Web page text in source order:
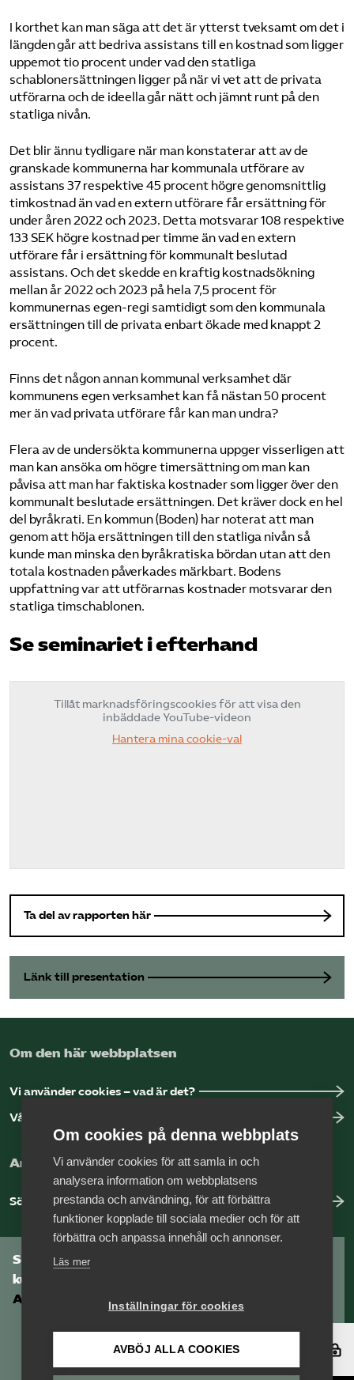
I korthet kan man säga att det är ytterst tveksamt om det i
längden går att bedriva assistans till en kostnad som ligger
uppemot tio procent under vad den statliga
schablonersättningen ligger på när vi vet att de privata
utförarna och de ideella går nätt och jämnt runt på den
statliga nivån.
Det blir ännu tydligare när man konstaterar att av de
granskade kommunerna har kommunala utförare av
assistans 37 respektive 45 procent högre genomsnittlig
timkostnad än vad en extern utförare får ersättning för
under åren 2022 och 2023. Detta motsvarar 108 respektive
133 SEK högre kostnad per timme än vad en extern
utförare får i ersättning för kommunalt beslutad
assistans. Och det skedde en kraftig kostnadsökning
mellan år 2022 och 2023 på hela 7,5 procent för
kommunernas egen-regi samtidigt som den kommunala
ersättningen till de privata enbart ökade med knappt 2
procent.
Finns det någon annan kommunal verksamhet där
kommunens egen verksamhet kan få nästan 50 procent
mer än vad privata utförare får kan man undra?
Flera av de undersökta kommunerna uppger visserligen att
man kan ansöka om högre timersättning om man kan
påvisa att man har faktiska kostnader som ligger över den
kommunalt beslutade ersättningen. Det kräver dock en hel
del byråkrati. En kommun (Boden) har noterat att man
genom att höja ersättningen till den statliga nivån så
kunde man minska den byråkratiska bördan utan att den
totala kostnaden påverkades märkbart. Bodens
uppfattning var att utförarnas kostnader motsvarar den
statliga timschablonen.
Se seminariet i efterhand
Tillåt marknadsföringscookies för att visa den
inbäddade YouTube-videon
Hantera mina cookie-val
Ta del av rapporten här
Länk till presentation
Om den här webbplatsen
Vi använder cookies – vad är det?
Vår dataskyddspolicy
Arbeta hos Vårdföretagarna?
Sök jobb hos oss
Som medlem har du tillgång till vår digitala
kunskapsbank
Arbetsgivarguiden
Logga in
Om cookies på denna webbplats
Vi använder cookies för att samla in och
analysera information om webbplatsens
prestanda och användning, för att förbättra
funktioner kopplade till sociala medier och för att
förbättra och anpassa innehåll och annonser.
Läs mer
Inställningar för cookies
AVBÖJ ALLA COOKIES